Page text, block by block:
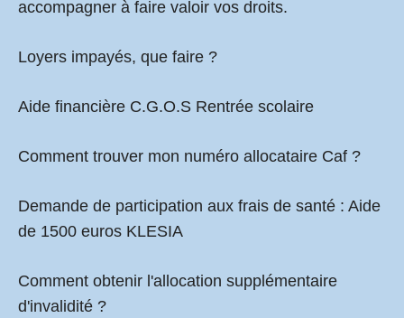
accompagner à faire valoir vos droits.
Loyers impayés, que faire ?
Aide financière C.G.O.S Rentrée scolaire
Comment trouver mon numéro allocataire Caf ?
Demande de participation aux frais de santé : Aide
de 1500 euros KLESIA
Comment obtenir l'allocation supplémentaire
d'invalidité ?